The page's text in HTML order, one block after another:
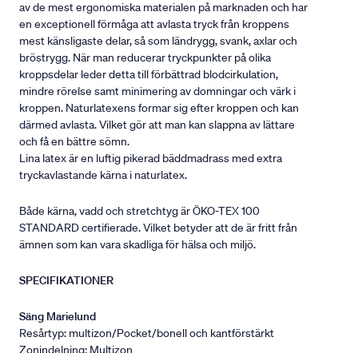
av de mest ergonomiska materialen på marknaden och har
en exceptionell förmåga att avlasta tryck från kroppens
mest känsligaste delar, så som ländrygg, svank, axlar och
bröstrygg. När man reducerar tryckpunkter på olika
kroppsdelar leder detta till förbättrad blodcirkulation,
mindre rörelse samt minimering av domningar och värk i
kroppen. Naturlatexens formar sig efter kroppen och kan
därmed avlasta. Vilket gör att man kan slappna av lättare
och få en bättre sömn.
Lina latex är en luftig pikerad bäddmadrass med extra
tryckavlastande kärna i naturlatex.
Både kärna, vadd och stretchtyg är ÖKO-TEX 100
STANDARD certifierade. Vilket betyder att de är fritt från
ämnen som kan vara skadliga för hälsa och miljö.
SPECIFIKATIONER
Säng Marielund
Resårtyp: multizon/Pocket/bonell och kantförstärkt
Zonindelning: Multizon